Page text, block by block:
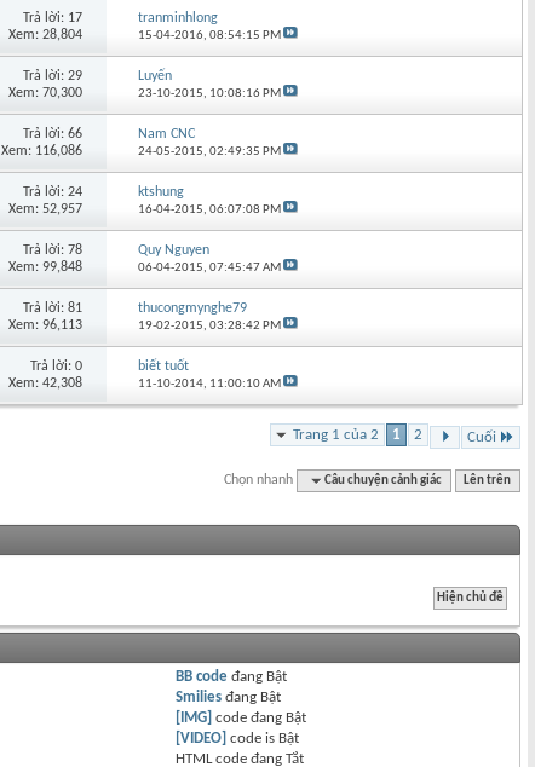
Trả lời: 17
Xem: 28,804
tranminhlong
15-04-2016,08:54:15 PM
Trả lời: 29
Xem: 70,300
Luyến
23-10-2015, 10:08:16 PM
Trả lời: 66
Xem: 116,086
Nam CNC
24-05-2015,02:49:35 PM
Trả lời: 24
Xem: 52,957
ktshung
16-04-2015,06:07:08 PM
Trả lời: 78
Xem: 99,848
Quy Nguyen
06-04-2015,07:45:47 AM
Trả lời: 81
Xem: 96,113
thucongmynghe79
19-02-2015,03:28:42 PM
Trả lời: 0
Xem: 42,308
biết tuốt
11-10-2014, 11:00:10 AM
Trang 1 của 2 1 2 Cuối
Chọn nhanh Câu chuyện cảnh giác Lên trên
BB code đang Bật
Smilies đang Bật
[IMG] code đang Bật
[VIDEO] code is Bật
HTML code đangTắt